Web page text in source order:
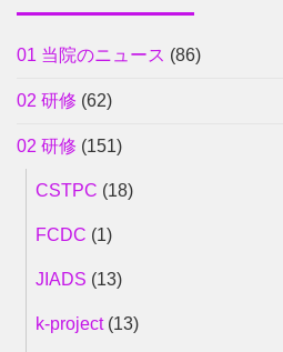
01 当院のニュース (86)
02 研修 (62)
02 研修 (151)
CSTPC (18)
FCDC (1)
JIADS (13)
k-project(13)